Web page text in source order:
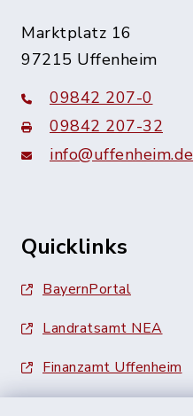
Marktplatz 16
97215 Uffenheim
09842 207-0
09842 207-32
info@uffenheim.de
Quicklinks
BayernPortal
Landratsamt NEA
Finanzamt Uffenheim